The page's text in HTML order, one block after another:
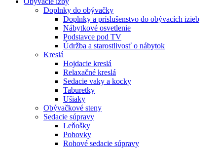
Doplnky do obývačky
Doplnky a príslušenstvo do obývacích izieb
Nábytkové osvetlenie
Podstavce pod TV
Údržba a starostlivosť o nábytok
Kreslá
Hojdacie kreslá
Relaxačné kreslá
Sedacie vaky a kocky
Taburetky
Ušiaky
Obývačkové steny
Sedacie súpravy
Leňošky
Pohovky
Rohové sedacie súpravy